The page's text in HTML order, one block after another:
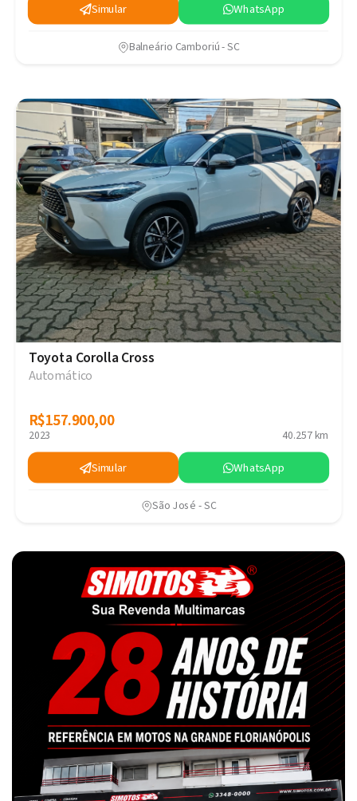
Simular WhatsApp
Balneário Camboriú - SC
Toyota Corolla Cross
Automático
R$157.900,00
R$157.900,00
2023 40.257 km
Simular WhatsApp
São José - SC